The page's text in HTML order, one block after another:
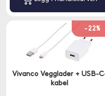
-22%
Vivanco Vegglader + USB-
kabel